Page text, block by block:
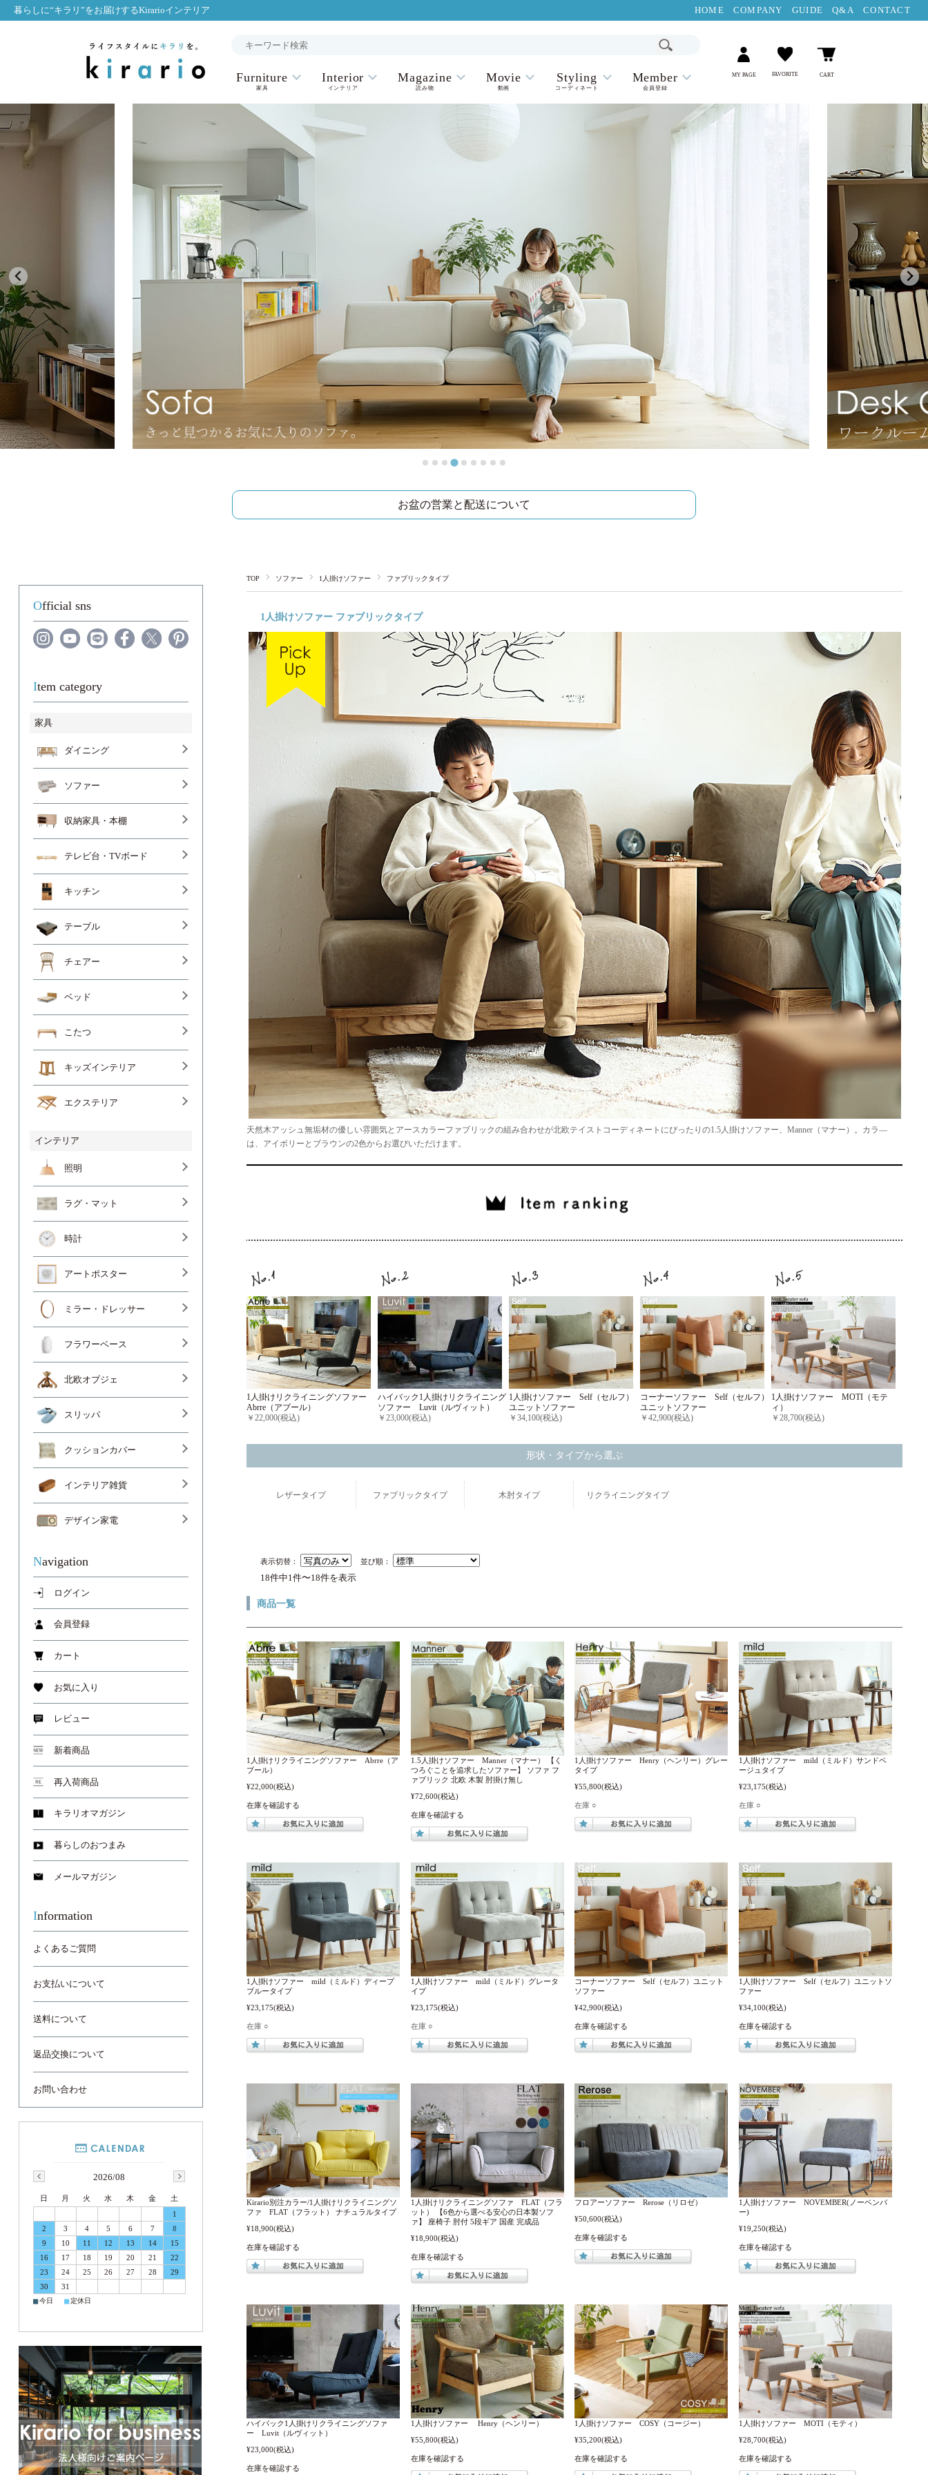
暮らしに“キラリ”をお届けするKirarioインテリア HOME COMPANY GUIDE Q&A CONTACT
Furniture
家具
Interior
インテリア
Magazine
読み物
Movie
動画
Styling
コーディネート
Member
会員登録
MY PAGE FAVORITE CART
お盆の営業と配送について
TOP ソファー 1人掛けソファー ファブリックタイプ
1人掛けソファー ファブリックタイプ
天然木アッシュ無垢材の優しい雰囲気とアースカラーファブリックの組み合わせが北欧テイストコーディネートにぴったりの1.5人掛けソファー、Manner（マナー）。カラ―
は、アイボリーとブラウンの2色からお選びいただけます。
1人掛けリクライニングソファー
Abrre（アブール）
￥22,000(税込)
ハイバック1人掛けリクライニング
ソファー Luvit（ルヴィット）
￥23,000(税込)
1人掛けソファー Self（セルフ）
ユニットソファー
￥34,100(税込)
コーナーソファー Self（セルフ）
ユニットソファー
￥42,900(税込)
1人掛けソファー MOTI（モテ
ィ）
￥28,700(税込)
形状・タイプから選ぶ
レザータイプ ファブリックタイプ 木肘タイプ リクライニングタイプ
表示切替： 並び順：
18件中1件〜18件を表示
商品一覧
1人掛けリクライニングソファー Abrre（ア
ブール）
¥22,000(税込)
在庫を確認する
1.5人掛けソファー Manner（マナー） 【く
つろぐことを追求したソファー】 ソファ フ
ァブリック 北欧 木製 肘掛け無し
¥72,600(税込)
在庫を確認する
1人掛けソファー Henry（ヘンリー）グレー
タイプ
¥55,800(税込)
在庫 ○
1人掛けソファー mild（ミルド）サンドベ
ージュタイプ
¥23,175(税込)
在庫 ○
1人掛けソファー mild（ミルド）ディープ
ブルータイプ
¥23,175(税込)
在庫 ○
1人掛けソファー mild（ミルド）グレータ
イプ
¥23,175(税込)
在庫 ○
コーナーソファー Self（セルフ）ユニット
ソファー
¥42,900(税込)
在庫を確認する
1人掛けソファー Self（セルフ）ユニットソ
ファー
¥34,100(税込)
在庫を確認する
Kirario別注カラー/1人掛けリクライニングソ
ファ FLAT（フラット） ナチュラルタイプ
¥18,900(税込)
在庫を確認する
1人掛けリクライニングソファ FLAT（フラ
ット） 【6色から選べる安心の日本製ソフ
ァ】 座椅子 肘付 5段ギア 国産 完成品
¥18,900(税込)
在庫を確認する
フロアーソファー Rerose（リロゼ）
¥50,600(税込)
在庫を確認する
1人掛けソファー NOVEMBER(ノーベンバ
ー)
¥19,250(税込)
在庫を確認する
ハイバック1人掛けリクライニングソファ
ー Luvit（ルヴィット）
¥23,000(税込)
在庫を確認する
1人掛けソファー Henry（ヘンリー）
¥55,800(税込)
在庫を確認する
1人掛けソファー COSY（コージー）
¥35,200(税込)
在庫を確認する
1人掛けソファー MOTI（モティ）
¥28,700(税込)
在庫を確認する
Official sns
Item category
家具
ダイニング
ソファー
収納家具・本棚
テレビ台・TVボード
キッチン
テーブル
チェアー
ベッド
こたつ
キッズインテリア
エクステリア
インテリア
照明
ラグ・マット
時計
アートポスター
ミラー・ドレッサー
フラワーベース
北欧オブジェ
スリッパ
クッションカバー
インテリア雑貨
デザイン家電
Navigation
ログイン
会員登録
カート
お気に入り
レビュー
新着商品
再入荷商品
キラリオマガジン
暮らしのおつまみ
メールマガジン
Information
よくあるご質問
お支払いについて
送料について
返品交換について
お問い合わせ
2026/08
日 月 火 水 木 金
土
1
2
3 4 5 6 7
8
9
10 11 12 13 14
15
16
17 18 19 20 21
22
23
24 25 26 27 28
29
30
31
■今日 ■定休日